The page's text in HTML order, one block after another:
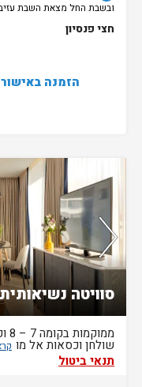
לספא היא למבוגרים בלבד.
חצי פנסיון
הזמנה
נותרו 3 חדרים אחרונים בממשק!
סוויטה נשיאותית
שולחן וכסאות אל מו
תנאי ביטול